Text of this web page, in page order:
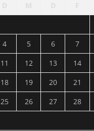
4 5 6 7
11 12 13 14
18 19 20 21
25 26 27 28